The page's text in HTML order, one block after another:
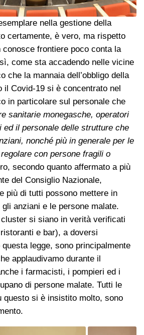
nella gestione della
certamente, è vero, ma rispetto
frontiere poco conta la
come sta accadendo nelle vicine
che la mannaia dell’obbligo della
il Covid-19 si è concentrato nel
in particolare sul personale che
sanitarie monegasche, operatori
ed il personale delle strutture che
nonché più in generale per le
con persone fragili o
secondo quanto affermato a più
del Consiglio Nazionale,
più di tutti possono mettere in
anziani e le persone malate.
si siano in verità verificati
e bar), a doversi
legge, sono principalmente
applaudivamo durante il
i farmacisti, i pompieri ed i
di persone malate. Tutti le
questo si è insistito molto, sono